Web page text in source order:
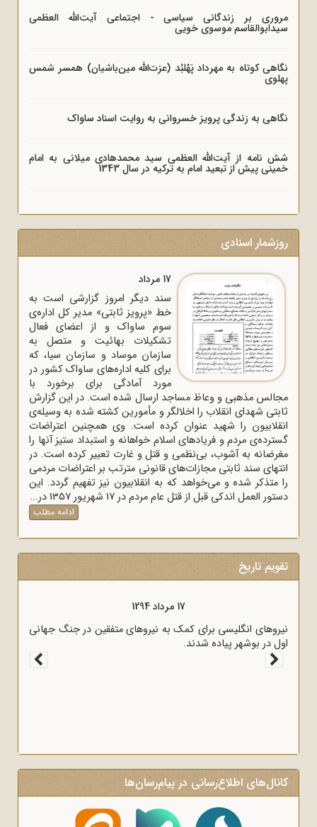
مروری بر زندگانی سیاسی - اجتماعی آیت‌الله العظمی
سیدابوالقاسم موسوی خویی
نگاهی کوتاه به مهرداد پَهْلبُد (عزت‌الله مین‌باشیان) همسر شمس
پهلوی
نگاهی به زندگی پرویز خسروانی به روایت اسناد ساواک
شش نامه از آیت‌الله العظمی سید محمدهادی میلانی به امام
خمینی پیش از تبعید امام به ترکیه در سال 1343
روزشمار اسنادی
17 مرداد
سند دیگر امروز گزارشی است به
خط «پرویز ثابتی» مدیر کل اداره‌ی
سوم ساواک و از اعضای فعال
تشکیلات بهائیت و متصل به
سازمان موساد و سازمان سیا، که
برای کلیه اداره‌های ساواک‌ کشور در
مورد آمادگی برای برخورد با
مجالس مذهبی و وعاظ مساجد ارسال شده است. در این گزارش
ثابتی شهدای انقلاب را اخلالگر و مأمورین کشته شده به وسیله‌ی
انقلابیون را شهید عنوان کرده است. وی همچنین اعتراضات
گسترده‌ی مردم و فریادهای اسلام خواهانه و استبداد ستیز آنها را
مغرضانه به آشوب، بی‌نظمی و قتل و غارت تعبیر کرده است. در
انتهای سند ثابتی مجازات‌های قانونی مترتب بر اعتراضات مردمی
را متذکر شده و می‌خواهد که به انقلابیون نیز تفهیم گردد. این
دستور العمل اندکی قبل از قتل عام مردم در 17 شهریور 1357 در...
ادامه مطلب
تقویم تاریخ
17 مرداد 1294
نیروهای انگلیسی برای کمک به نیروهای متفقین در جنگ جهانی
اول در بوشهر پیاده شدند.
کانال‌های اطلاع‌رسانی در پیام‌رسان‌ها